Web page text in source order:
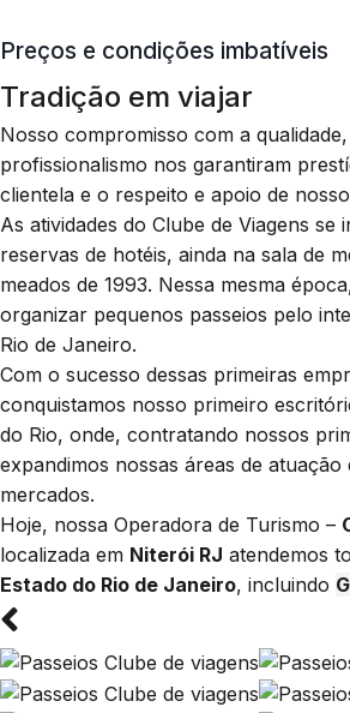
Preços e condições imbatíveis
Tradição em viajar
Nosso compromisso com a
profissionalismo nos garantiram
clientela e o respeito e apoio de
As atividades do Clube de Viagens se
reservas de hotéis, ainda na sala de
meados de 1993. Nessa mesma
organizar pequenos passeios pelo
Rio de Janeiro.
Com o sucesso dessas primeiras
conquistamos nosso primeiro
do Rio, onde, contratando nossos
expandimos nossas áreas de atuação
mercados.
Hoje, nossa Operadora de Turismo –
localizada em Niterói RJ atendemos
Estado do Rio de Janeiro, incluindo